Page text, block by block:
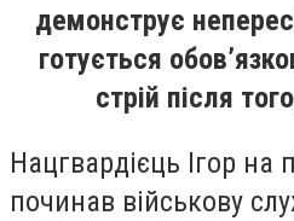
демонструє
готується
стрій після
Нацгвардієць Ігор на
починав військову